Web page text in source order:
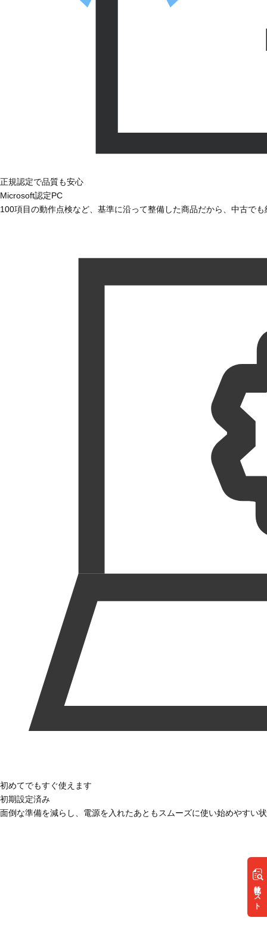
リスト
正規認定で品質も安心
Microsoft認定PC
100項目の動作点検など、基準に沿って整備した商品だから、中古で
初めてでもすぐ使えます
初期設定済み
面倒な準備を減らし、電源を入れたあともスムーズに使い始めやすい